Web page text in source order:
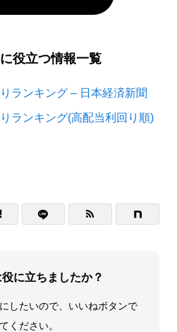
役立つ情報一覧
ランキング – 日本経済新聞
ランキング(高配当利回り順)

に立ちましたか？
したいので、いいねボタンで
ください。